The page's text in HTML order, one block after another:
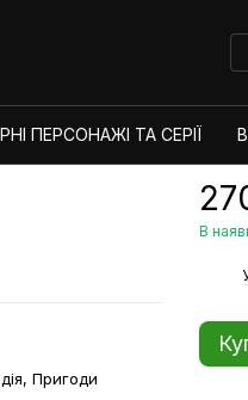
ПЕРСОНАЖІ ТА СЕРІЇ
Пригоди
В